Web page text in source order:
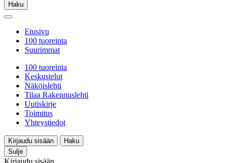
Haku
Etusivu
100 tuoreinta
Suurimmat
100 tuoreinta
Keskustelut
Näköislehti
Tilaa Rakennuslehti
Uutiskirje
Toimitus
Yhteystiedot
Kirjaudu sisään
Haku
Sulje
Kirjaudu sisään